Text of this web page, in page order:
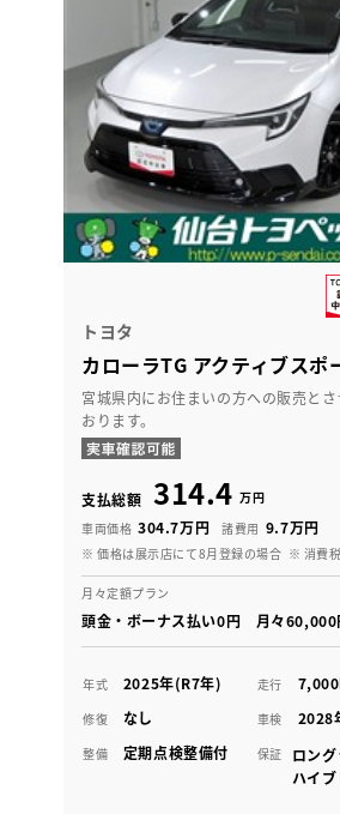
トヨタ
カローラTG アクティブスポ
宮城県内にお住まいの方への販売と
おります。
支払総額 314.4 万円
車両価格 304.7万円 諸費用 9.7万円
※ 価格は展示店にて8月登録の場合 ※ 消費
月々定額プラン
頭金・ボーナス払い0円 月々60,000
年式 2025年(R7年) 走行
修復 なし 車検 2028
整備 定期点検整備付 保証
ロン
ハイ